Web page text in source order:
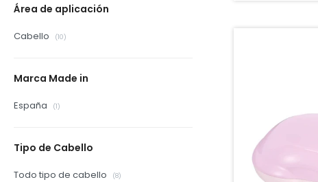
Área de aplicación
Cabello (10)
Marca Made in
España (1)
Tipo de Cabello
Todo tipo de cabello (8)